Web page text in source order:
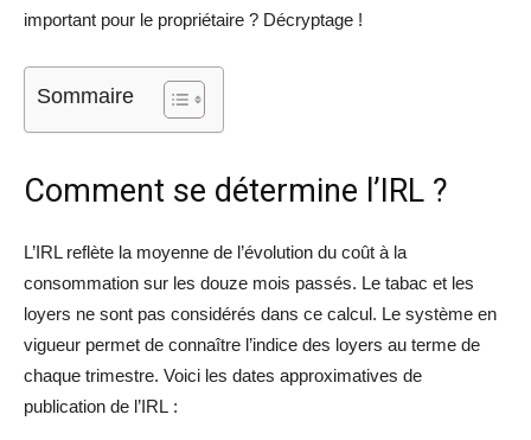
important pour le propriétaire ? Décryptage !
Sommaire
Comment se détermine l’IRL ?
L’IRL reflète la moyenne de l’évolution du coût à la
consommation sur les douze mois passés. Le tabac et les
loyers ne sont pas considérés dans ce calcul. Le système en
vigueur permet de connaître l’indice des loyers au terme de
chaque trimestre. Voici les dates approximatives de
publication de l’IRL :